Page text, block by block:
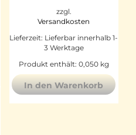
zzgl.
Versandkosten
Lieferzeit: Lieferbar innerhalb 1-
3 Werktage
Produkt enthält: 0,050 kg
In den Warenkorb